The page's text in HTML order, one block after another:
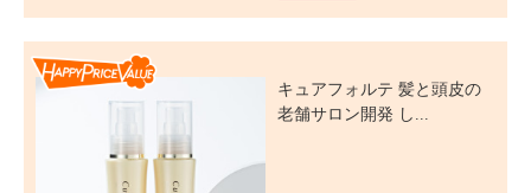
キュアフォルテ 髪と頭皮の
老舗サロン開発 し...